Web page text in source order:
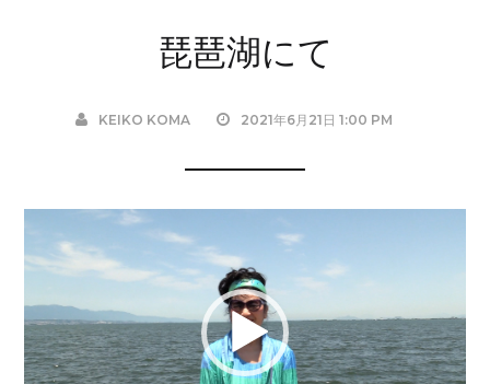
琵琶湖にて
KEIKO KOMA 2021年6月21日 1:00 PM
画
プ
レ